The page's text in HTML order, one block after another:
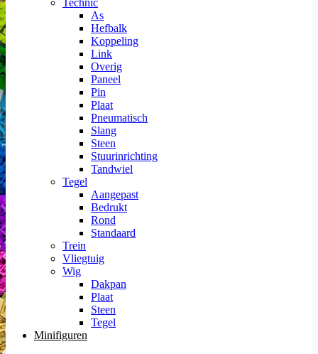
As
Hefbalk
Koppeling
Link
Overig
Paneel
Pin
Plaat
Pneumatisch
Slang
Steen
Stuurinrichting
Tandwiel
Tegel
Aangepast
Bedrukt
Rond
Standaard
Trein
Vliegtuig
Wig
Dakpan
Plaat
Steen
Tegel
Minifiguren